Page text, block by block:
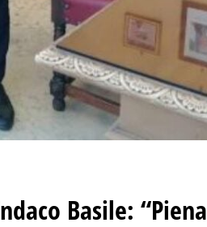
Basile: “Piena